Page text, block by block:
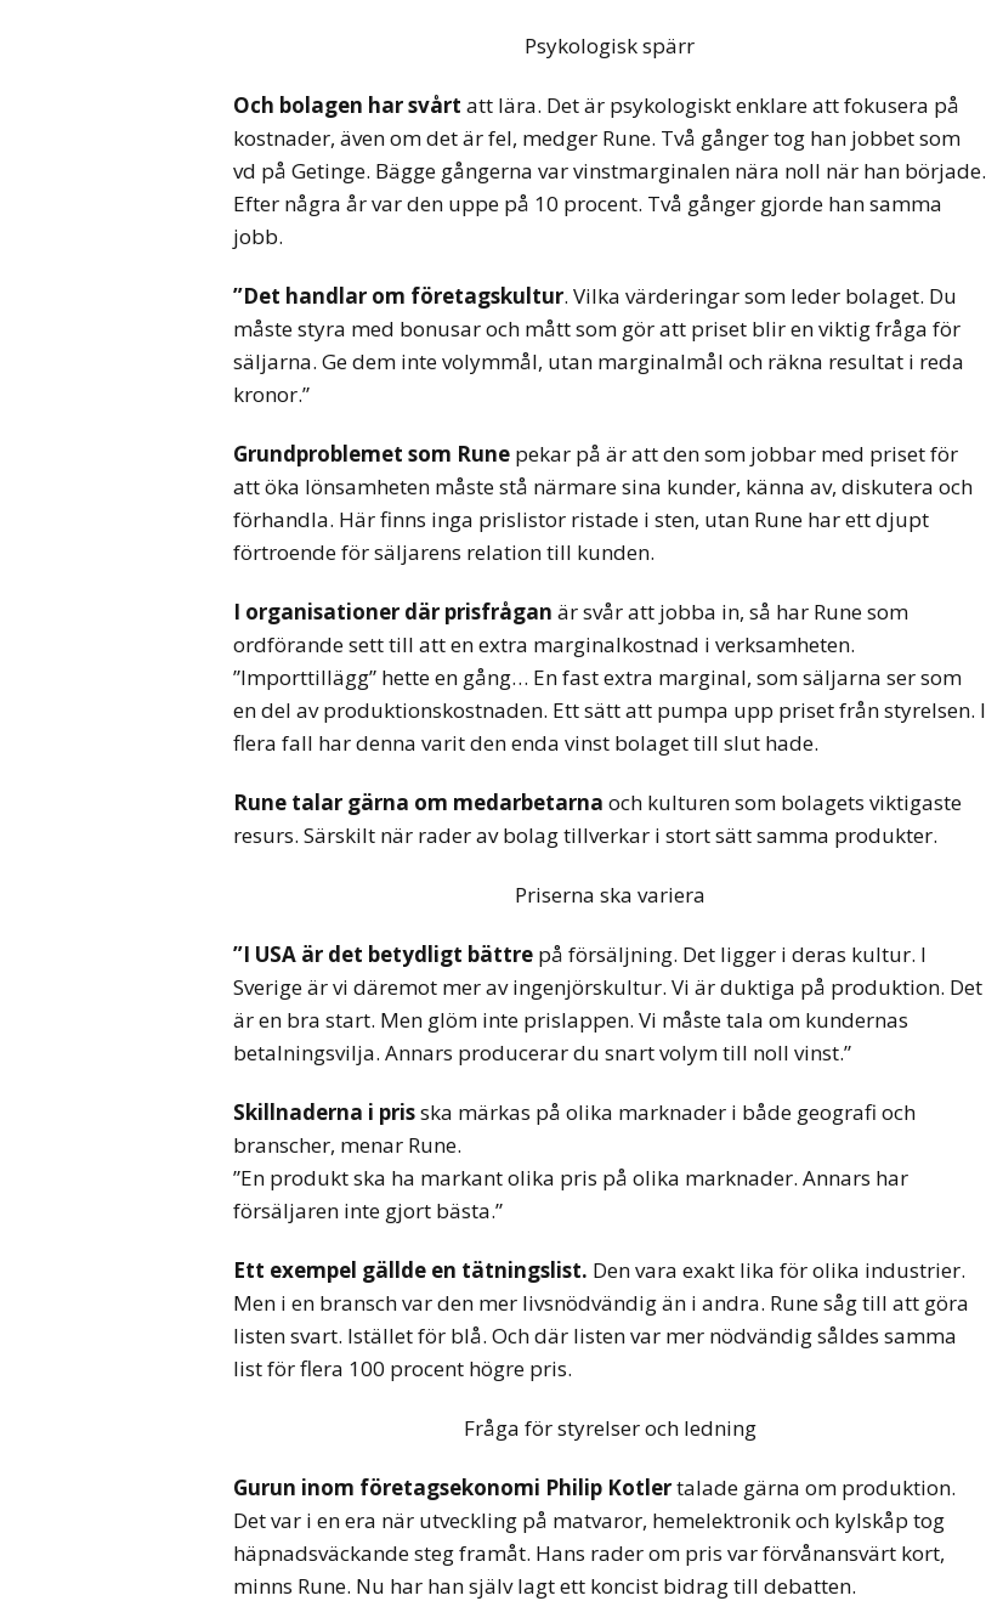
Psykologisk spärr
Och bolagen har svårt att lära. Det är psykologiskt enklare att fokusera på
kostnader, även om det är fel, medger Rune. Två gånger tog han jobbet som
vd på Getinge. Bägge gångerna var vinstmarginalen nära noll när han började.
Efter några år var den uppe på 10 procent. Två gånger gjorde han samma
jobb.
”Det handlar om företagskultur. Vilka värderingar som leder bolaget. Du
måste styra med bonusar och mått som gör att priset blir en viktig fråga för
säljarna. Ge dem inte volymmål, utan marginalmål och räkna resultat i reda
kronor.”
Grundproblemet som Rune pekar på är att den som jobbar med priset för
att öka lönsamheten måste stå närmare sina kunder, känna av, diskutera och
förhandla. Här finns inga prislistor ristade i sten, utan Rune har ett djupt
förtroende för säljarens relation till kunden.
I organisationer där prisfrågan är svår att jobba in, så har Rune som
ordförande sett till att en extra marginalkostnad i verksamheten.
”Importtillägg” hette en gång… En fast extra marginal, som säljarna ser som
en del av produktionskostnaden. Ett sätt att pumpa upp priset från styrelsen. I
flera fall har denna varit den enda vinst bolaget till slut hade.
Rune talar gärna om medarbetarna och kulturen som bolagets viktigaste
resurs. Särskilt när rader av bolag tillverkar i stort sätt samma produkter.
Priserna ska variera
”I USA är det betydligt bättre på försäljning. Det ligger i deras kultur. I
Sverige är vi däremot mer av ingenjörskultur. Vi är duktiga på produktion. Det
är en bra start. Men glöm inte prislappen. Vi måste tala om kundernas
betalningsvilja. Annars producerar du snart volym till noll vinst.”
Skillnaderna i prisska märkas på olika marknader i både geografi och
branscher, menar Rune.
”En produkt ska ha markant olika pris på olika marknader. Annars har
försäljaren inte gjort bästa.”
Ett exempel gällde en tätningslist. Den vara exakt lika för olika industrier.
Men i en bransch var den mer livsnödvändig än i andra. Rune såg till att göra
listen svart. Istället för blå. Och där listen var mer nödvändig såldes samma
list för flera 100 procent högre pris.
Fråga för styrelser och ledning
Gurun inom företagsekonomi Philip Kotlertalade gärna om produktion.
Det var i en era när utveckling på matvaror, hemelektronik och kylskåp tog
häpnadsväckande steg framåt. Hans rader om pris var förvånansvärt kort,
minns Rune. Nu har han själv lagt ett koncist bidrag till debatten.